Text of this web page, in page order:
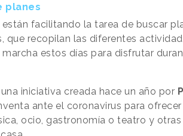
planes
facilitando la tarea de buscar
que recopilan las diferentes
estos días para disfrutar
una iniciativa creada hace un año por
ante el coronavirus para
ocio, gastronomía o teatro y